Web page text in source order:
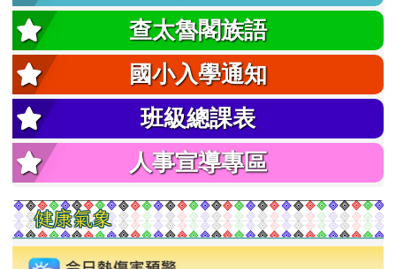
查太魯閣族語
國小入學通知
班級總課表
人事宣導專區
健康氣象